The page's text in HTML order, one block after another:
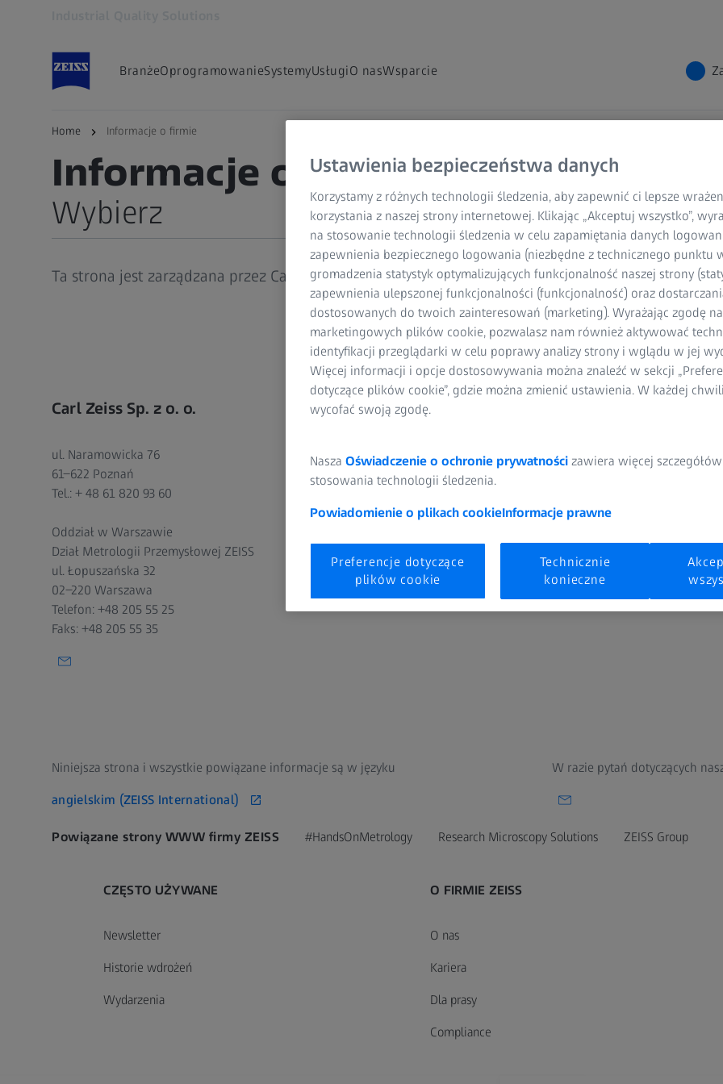
BranżeOprogramowanieSystemyUsługiO nasWsparcie
Home Informacje o firmie
ZEISS INDUSTRIAL QUALITY SOLUTIONS
Informacje o firmie
Wybierz
Informacje prawne
Ta strona jest zarządzana przez Carl Zeiss Industrielle Messtechnik GmbH.
Carl Zeiss Sp. z o. o.
ul. Naramowicka 76
61-622 Poznań
Tel.: + 48 61 820 93 60
Oddział w Warszawie
Dział Metrologii Przemysłowej ZEISS
ul. Łopuszańska 32
02-220 Warszawa
Telefon: +48 205 55 25
Faks: +48 205 55 35
Sąd Rejonowy w Poznaniu,
NIP: 118-00-39-730
Kapitał zakładowy: 3 514 887,00
Zarząd:
Michael Hubensack - Prezes
Marcin Trębicki - Członek
Niniejsza strona i wszystkie powiązane informacje są w języku
angielskim (ZEISS International)
W razie pytań dotyczących
Powiązane strony WWW firmy ZEISS #HandsOnMetrology Research Microscopy Solutions ZEISS Group
CZĘSTO UŻYWANE
Newsletter
Historie wdrożeń
Wydarzenia
O FIRMIE ZEISS
O nas
Kariera
Dla prasy
Compliance
Ustawienia bezpieczeństwa danych
Korzystamy z różnych technologii śledzenia, aby zapewnić ci lepsze
korzystania z naszej strony internetowej. Klikając „Akceptuj wszystko”,
na stosowanie technologii śledzenia w celu zapamiętania danych
zapewnienia bezpiecznego logowania (niezbędne z technicznego punktu
gromadzenia statystyk optymalizujących funkcjonalność naszej strony
zapewnienia ulepszonej funkcjonalności (funkcjonalność) oraz
dostosowanych do twoich zainteresowań (marketing). Wyrażając zgodę
marketingowych plików cookie, pozwalasz nam również aktywować
identyfikacji przeglądarki w celu poprawy analizy strony i wglądu w jej
Więcej informacji i opcje dostosowywania można znaleźć w sekcji
dotyczące plików cookie”, gdzie można zmienić ustawienia. W każdej
wycofać swoją zgodę.
Nasza Oświadczenie o ochronie prywatności zawiera więcej
stosowania technologii śledzenia.
Powiadomienie o plikach cookieInformacje prawne
Preferencje dotyczące
plików cookie
Technicznie
konieczne